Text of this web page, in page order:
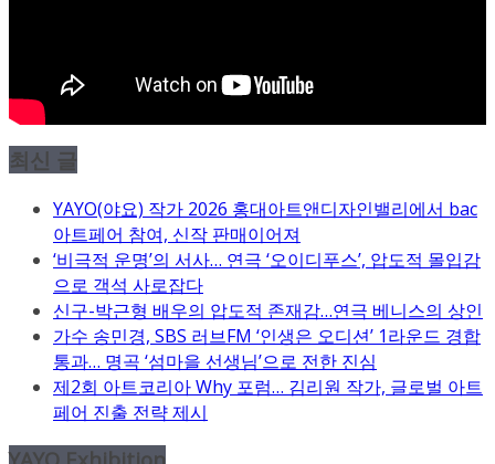
최신 글
YAYO(야요) 작가 2026 홍대아트앤디자인밸리에서 bac
아트페어 참여, 신작 판매이어져
‘비극적 운명’의 서사… 연극 ‘오이디푸스’, 압도적 몰입감
으로 객석 사로잡다
신구-박근형 배우의 압도적 존재감…연극 베니스의 상인
가수 송민경, SBS 러브FM ‘인생은 오디션’ 1라운드 경합
통과… 명곡 ‘섬마을 선생님’으로 전한 진심
제2회 아트코리아 Why 포럼… 김리원 작가, 글로벌 아트
페어 진출 전략 제시